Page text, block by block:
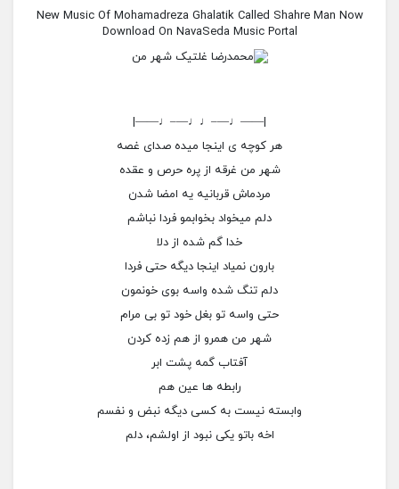
New Music Of Mohamadreza Ghalatik Called Shahre Man Now
Download On NavaSeda Music Portal
|——♩—–♩♩—–♩——|
هر کوچه ی اینجا میده صدای غصه
شهر من غرقه از پره حرص و عقده
مردماش قربانیه یه امضا شدن
دلم میخواد بخوابمو فردا نباشم
خدا گم شده از دلا
بارون نمیاد اینجا دیگه حتی فردا
دلم تنگ شده واسه بوی خونمون
حتی واسه تو بغل خود تو بی مرام
شهر من همرو از هم زده کردن
آفتاب گمه پشت ابر
رابطه ها عین هم
وابسته نیست به کسی دیگه نبض و نفسم
اخه باتو یکی نبود از اولشم، دلم